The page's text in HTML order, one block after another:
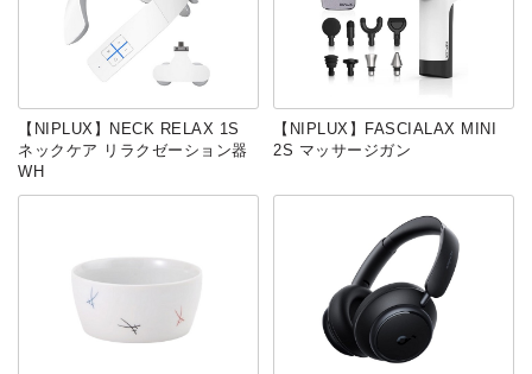
【NIPLUX】NECK RELAX 1S
ネックケア リラクゼーション器
WH
【NIPLUX】FASCIALAX MINI
2S マッサージガン